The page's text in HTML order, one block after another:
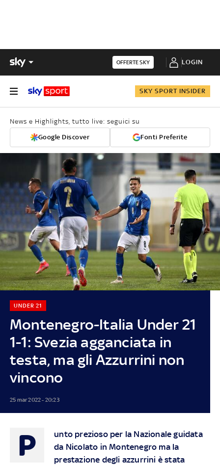
OFFERTE SKY LOGIN
SKY SPORT INSIDER
News e Highlights, tutto live: seguici su
Google Discover Fonti Preferite
Montenegro-Italia Under 21
1-1: Svezia agganciata in
testa, ma gli Azzurrini non
vincono
UNDER 21
25 mar 2022 - 20:23
P
unto prezioso per la Nazionale guidata
da Nicolato in Montenegro ma la
prestazione degli azzurrini è stata